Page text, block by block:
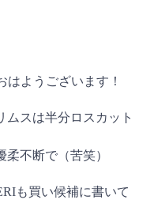
ようございます！
ムスは半分ロスカット
不断で（苦笑）
も買い候補に書いて